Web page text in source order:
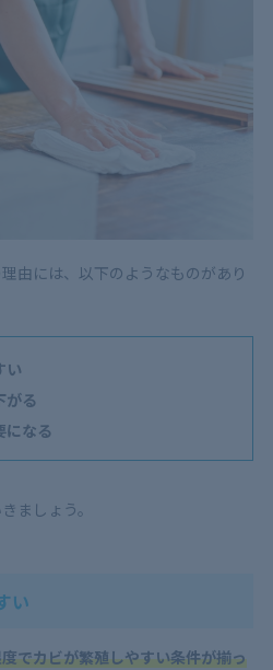
由には、以下のようなものがあり
い
がる
になる
ましょう。
い
でカビが繁殖しやすい条件が揃っ